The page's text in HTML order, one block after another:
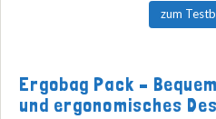
zum
Ergobag Pack –
und ergonomisches